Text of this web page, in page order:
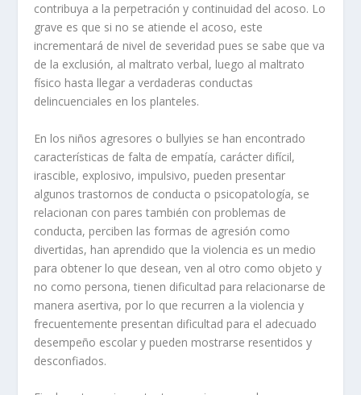
contribuya a la perpetración y continuidad del acoso. Lo
grave es que si no se atiende el acoso, este
incrementará de nivel de severidad pues se sabe que va
de la exclusión, al maltrato verbal, luego al maltrato
físico hasta llegar a verdaderas conductas
delincuenciales en los planteles.
En los niños agresores o bullyies se han encontrado
características de falta de empatía, carácter difícil,
irascible, explosivo, impulsivo, pueden presentar
algunos trastornos de conducta o psicopatología, se
relacionan con pares también con problemas de
conducta, perciben las formas de agresión como
divertidas, han aprendido que la violencia es un medio
para obtener lo que desean, ven al otro como objeto y
no como persona, tienen dificultad para relacionarse de
manera asertiva, por lo que recurren a la violencia y
frecuentemente presentan dificultad para el adecuado
desempeño escolar y pueden mostrarse resentidos y
desconfiados.